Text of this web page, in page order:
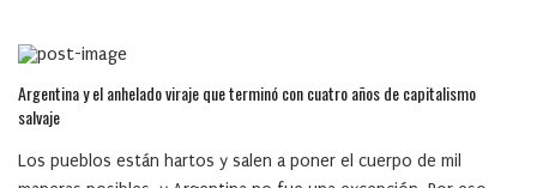
Argentina y el anhelado viraje que terminó con cuatro años de capitalismo
salvaje
Los pueblos están hartos y salen a poner el cuerpo de mil